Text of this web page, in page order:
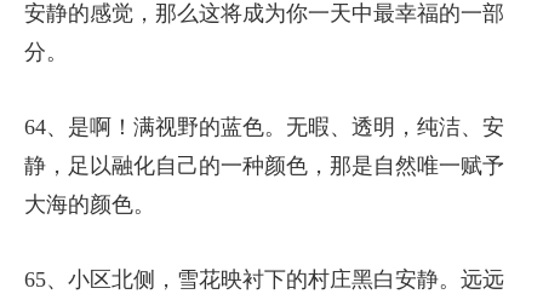
安静的感觉，那么这将成为你一天中最幸福的一部
分。
64、是啊！满视野的蓝色。无暇、透明，纯洁、安
静，足以融化自己的一种颜色，那是自然唯一赋予
大海的颜色。
65、小区北侧，雪花映衬下的村庄黑白安静。远远